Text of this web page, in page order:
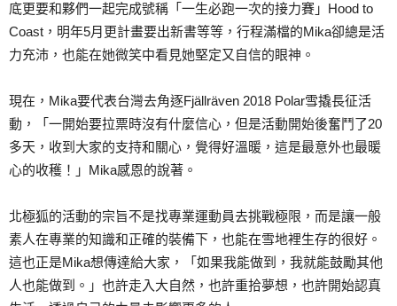
底更要和夥們一起完成號稱「一生必跑一次的接力賽」Hood to
Coast，明年5月更計畫要出新書等等，行程滿檔的Mika卻總是活
力充沛，也能在她微笑中看見她堅定又自信的眼神。
現在，Mika要代表台灣去角逐Fjällräven 2018 Polar雪撬長征活
動，「一開始要拉票時沒有什麼信心，但是活動開始後奮鬥了20
多天，收到大家的支持和關心，覺得好溫暖，這是最意外也最暖
心的收穫！」Mika感恩的說著。
北極狐的活動的宗旨不是找專業運動員去挑戰極限，而是讓一般
素人在專業的知識和正確的裝備下，也能在雪地裡生存的很好。
這也正是Mika想傳達給大家，「如果我能做到，我就能鼓勵其他
人也能做到。」也許走入大自然，也許重拾夢想，也許開始認真